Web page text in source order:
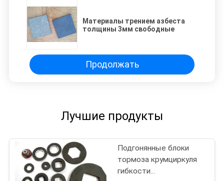
Материалы трением азбеста
толщины 3мм свободные
Продолжать
Лучшие продукты
Подгонянные блоки
тормоза крумциркуля
гибкости